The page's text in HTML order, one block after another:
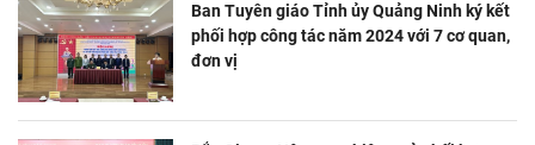
Ban Tuyên giáo Tỉnh ủy Quảng Ninh ký kết
phối hợp công tác năm 2024 với 7 cơ quan,
đơn vị